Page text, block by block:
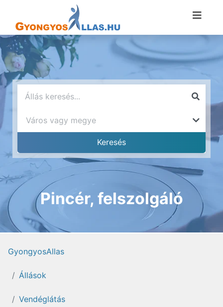
Pincér, felszolgáló
GyongyosAllas
Állások
Vendéglátás